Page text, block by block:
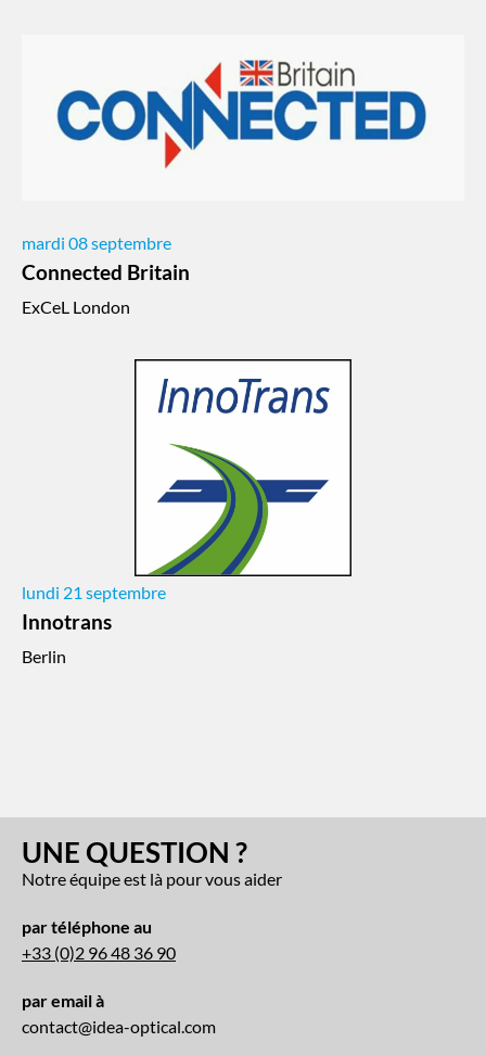
mardi 08 septembre
Connected Britain
ExCeL London
lundi 21 septembre
Innotrans
Berlin
UNE QUESTION ?
Notre équipe est là pour vous aider
par téléphone au
+33 (0)2 96 48 36 90
par email à
contact@idea-optical.com